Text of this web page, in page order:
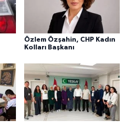
Özlem Özşahin, CHP Kadın
Kolları Başkanı